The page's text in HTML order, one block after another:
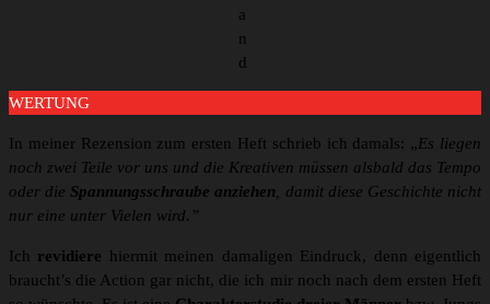
a
n
d
WERTUNG
In meiner Rezension zum ersten Heft schrieb ich damals: „ Es liegen
noch zwei Teile vor uns und die Kreativen müssen alsbald das Tempo
oder die Spannungsschraube anziehen , damit diese Geschichte nicht
nur eine unter Vielen wird.”
Ich revidiere hiermit meinen damaligen Eindruck, denn eigentlich
braucht’s die Action gar nicht, die ich mir noch nach dem ersten Heft